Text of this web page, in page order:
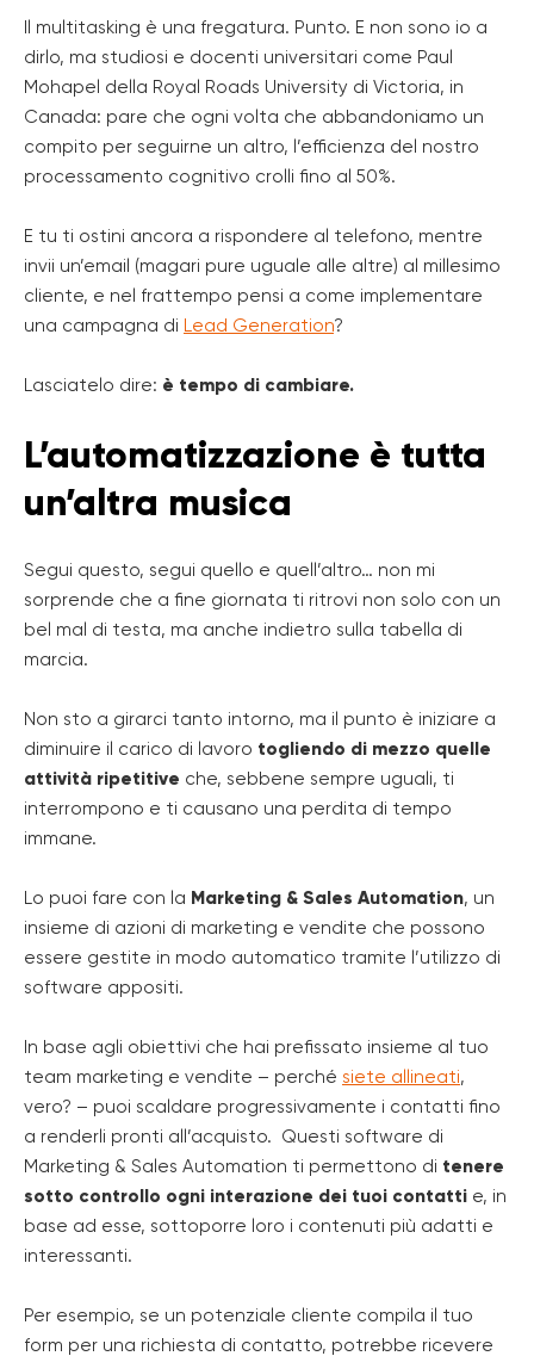
Il multitasking è una fregatura. Punto. E non sono io a
dirlo, ma studiosi e docenti universitari come Paul
Mohapel della Royal Roads University di Victoria, in
Canada: pare che ogni volta che abbandoniamo un
compito per seguirne un altro, l’efficienza del nostro
processamento cognitivo crolli fino al 50%.
E tu ti ostini ancora a rispondere al telefono, mentre
invii un’email (magari pure uguale alle altre) al millesimo
cliente, e nel frattempo pensi a come implementare
una campagna di Lead Generation?
Lasciatelo dire: è tempo di cambiare.
L’automatizzazione è tutta
un’altra musica
Segui questo, segui quello e quell’altro… non mi
sorprende che a fine giornata ti ritrovi non solo con un
bel mal di testa, ma anche indietro sulla tabella di
marcia.
Non sto a girarci tanto intorno, ma il punto è iniziare a
diminuire il carico di lavoro togliendo di mezzo quelle
attività ripetitive che, sebbene sempre uguali, ti
interrompono e ti causano una perdita di tempo
immane.
Lo puoi fare con la Marketing & Sales Automation, un
insieme di azioni di marketing e vendite che possono
essere gestite in modo automatico tramite l’utilizzo di
software appositi.
In base agli obiettivi che hai prefissato insieme al tuo
team marketing e vendite – perché siete allineati,
vero? – puoi scaldare progressivamente i contatti fino
a renderli pronti all’acquisto. Questi software di
Marketing & Sales Automation ti permettono di tenere
sotto controllo ogni interazione dei tuoi contatti e, in
base ad esse, sottoporre loro i contenuti più adatti e
interessanti.
Per esempio, se un potenziale cliente compila il tuo
form per una richiesta di contatto, potrebbe ricevere